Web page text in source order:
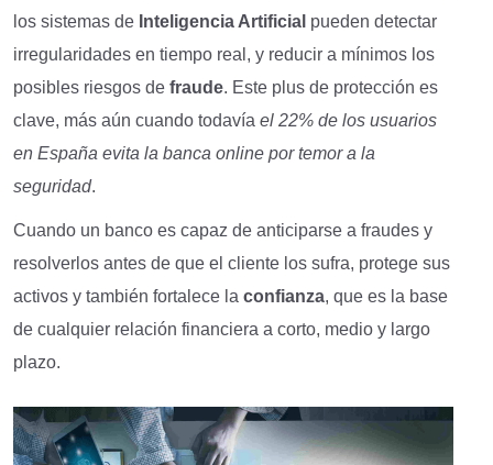
los sistemas de Inteligencia Artificial pueden detectar
irregularidades en tiempo real, y reducir a mínimos los
posibles riesgos de fraude. Este plus de protección es
clave, más aún cuando todavía el 22% de los usuarios
en España evita la banca online por temor a la
seguridad.
Cuando un banco es capaz de anticiparse a fraudes y
resolverlos antes de que el cliente los sufra, protege sus
activos y también fortalece la confianza, que es la base
de cualquier relación financiera a corto, medio y largo
plazo.